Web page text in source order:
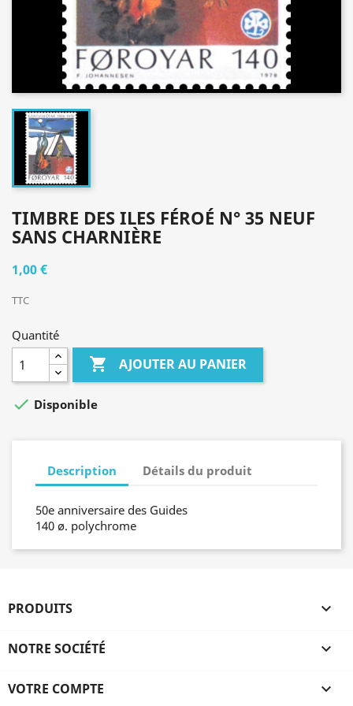
TIMBRE DES ILES FÉROÉ N° 35 NEUF
SANS CHARNIÈRE
1,00 €
TTC
Quantité
 AJOUTER AU PANIER
 Disponible
Description Détails du produit
50e anniversaire des Guides
140 ø. polychrome
PRODUITS 
NOTRE SOCIÉTÉ 
VOTRE COMPTE 